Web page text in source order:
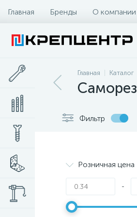
Главная Бренды О компании
Главная Каталог
Фильтр
Розничная цена
-